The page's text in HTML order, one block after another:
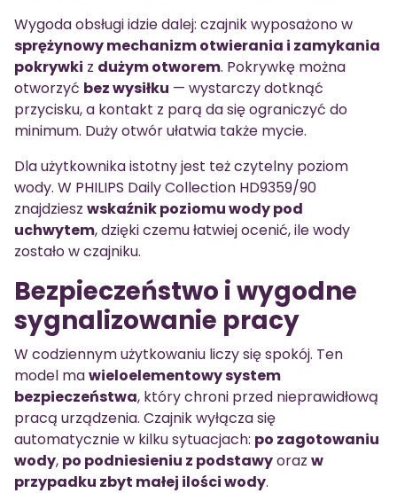
Wygoda obsługi idzie dalej: czajnik wyposażono w
sprężynowy mechanizm otwierania i zamykania
pokrywki z dużym otworem. Pokrywkę można
otworzyć bez wysiłku — wystarczy dotknąć
przycisku, a kontakt z parą da się ograniczyć do
minimum. Duży otwór ułatwia także mycie.
Dla użytkownika istotny jest też czytelny poziom
wody. W PHILIPS Daily Collection HD9359/90
znajdziesz wskaźnik poziomu wody pod
uchwytem, dzięki czemu łatwiej ocenić, ile wody
zostało w czajniku.
Bezpieczeństwo i wygodne
sygnalizowanie pracy
W codziennym użytkowaniu liczy się spokój. Ten
model mawieloelementowy system
bezpieczeństwa, który chroni przed nieprawidłową
pracą urządzenia. Czajnik wyłącza się
automatycznie w kilku sytuacjach: po zagotowaniu
wody, po podniesieniu z podstawyoraz w
przypadku zbyt małej ilości wody.